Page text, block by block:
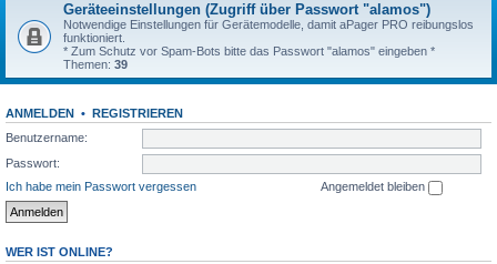
Geräteeinstellungen (Zugriff über Passwort "alamos")
Notwendige Einstellungen für Gerätemodelle, damit aPager PRO reibungslos
funktioniert.
* Zum Schutz vor Spam-Bots bitte das Passwort "alamos" eingeben *
Themen: 39
ANMELDEN • REGISTRIEREN
Benutzername:
Passwort:
Ich habe mein Passwort vergessen
Angemeldet bleiben
WER IST ONLINE?